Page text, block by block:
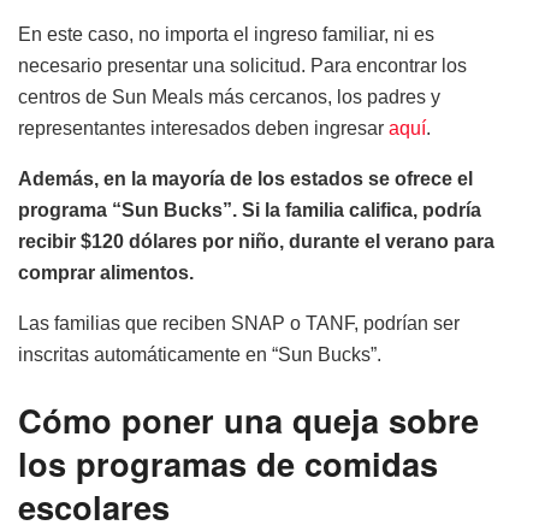
En este caso, no importa el ingreso familiar, ni es
necesario presentar una solicitud. Para encontrar los
centros de Sun Meals más cercanos, los padres y
representantes interesados deben ingresar aquí.
Además, en la mayoría de los estados se ofrece el
programa “Sun Bucks”. Si la familia califica, podría
recibir $120 dólares por niño, durante el verano para
comprar alimentos.
Las familias que reciben SNAP o TANF, podrían ser
inscritas automáticamente en “Sun Bucks”.
Cómo poner una queja sobre
los programas de comidas
escolares